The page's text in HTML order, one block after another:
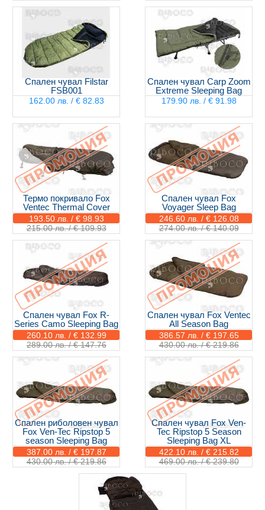
Спален чувал Filstar
FSB001
162.00 лв. / € 82.83
Спален чувал Carp Zoom
Extreme Sleeping Bag
179.90 лв. / € 91.98
Термо покривало Fox
Ventec Thermal Cover
193.50 лв. / € 98.93
215.00 лв. / € 109.93
Спален чувал Fox
Voyager Sleep Bag
246.60 лв. / € 126.08
274.00 лв. / € 140.09
Спален чувал Fox R-
Series Camo Sleeping Bag
260.10 лв. / € 132.99
289.00 лв. / € 147.76
Спален чувал Fox Ventec
All Season Bag
386.57 лв. / € 197.65
430.00 лв. / € 219.86
Спален риболовен чувал
Fox Ven-Tec Ripstop 5
season Sleeping Bag
387.00 лв. / € 197.87
430.00 лв. / € 219.86
Спален чувал Fox Ven-
Tec Ripstop 5 Season
Sleeping Bag XL
422.10 лв. / € 215.82
469.00 лв. / € 239.80